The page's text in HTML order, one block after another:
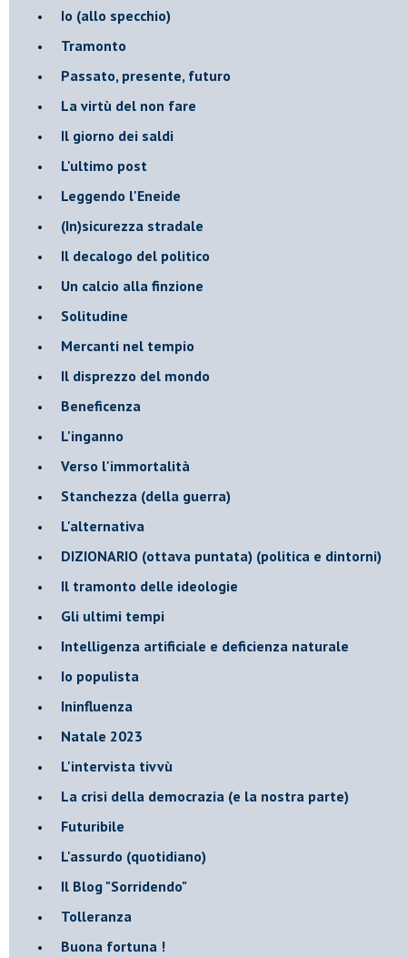
​Io (allo specchio)
Tramonto
Passato, presente, futuro
La virtù del non fare
Il giorno dei saldi
L'ultimo post
Leggendo l'Eneide
​(In)sicurezza stradale
Il decalogo del politico
Un calcio alla finzione
Solitudine
Mercanti nel tempio
Il disprezzo del mondo
Beneficenza
L'inganno
Verso l'immortalità
Stanchezza (della guerra)
L'alternativa
​DIZIONARIO (ottava puntata) (politica e dintorni)
Il tramonto delle ideologie
Gli ultimi tempi
Intelligenza artificiale e deficienza naturale
Io populista
Ininfluenza
Natale 2023
L'intervista tivvù
La crisi della democrazia (e la nostra parte)
Futuribile
L'assurdo (quotidiano)
Il Blog "Sorridendo"
Tolleranza
Buona fortuna !